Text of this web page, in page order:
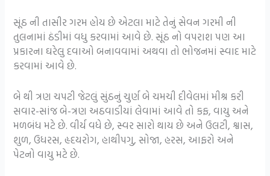
સૂંઠ ની તાસીર ગરમ હોય છે એટલા માટે તેનું સેવન ગરમી ની
તુલનામાં ઠંડીમાં વધુ કરવામાં આવે છે. સૂંઠ નો વપરાશ પણ આ
પ્રકારના ઘરેલુ દવાઓ બનાવવામાં અથવા તો ભોજનમાં સ્વાદ માટે
કરવામાં આવે છે.
બે થી ત્રણ ચપટી જેટલું સુંઠનું ચુર્ણ બે ચમચી દીવેલમાં મીશ્ર કરી
સવાર-સાંજ બે-ત્રણ અઠવાડીયાં લેવામાં આવે તો કફ, વાયુ અને
મળબંધ મટે છે. વીર્ય વધે છે, સ્વર સારો થાય છે અને ઉલટી, શ્વાસ,
શુળ, ઉધરસ, હૃદયરોગ, હાથીપગુ, સોજા, હરસ, આફરો અને
પેટનો વાયુ મટે છે.